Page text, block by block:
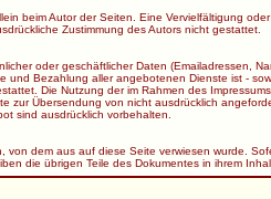
beim Autor der Seiten. Eine Vervielfältigung
Zustimmung des Autors nicht gestattet.
oder geschäftlicher Daten (Emailadressen,
und Bezahlung aller angebotenen Dienste ist -
Die Nutzung der im Rahmen des
zur Übersendung von nicht ausdrücklich
sind ausdrücklich vorbehalten.
dem aus auf diese Seite verwiesen wurde.
die übrigen Teile des Dokumentes in ihrem